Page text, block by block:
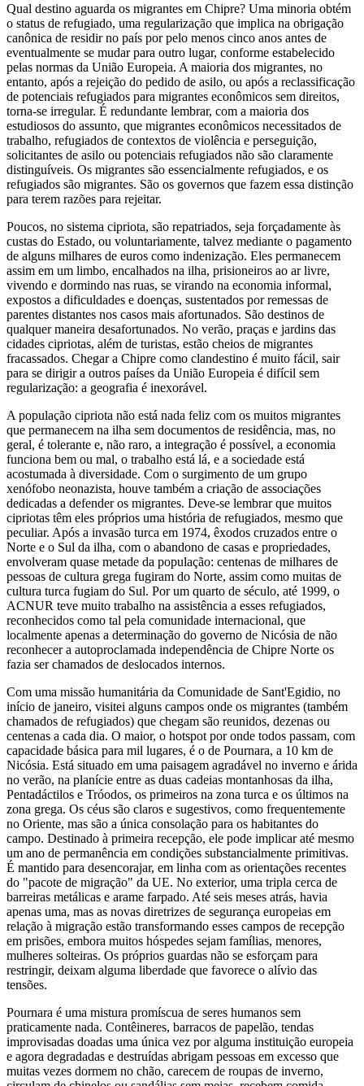
Qual destino aguarda os migrantes em Chipre? Uma minoria obtém
o status de refugiado, uma regularização que implica na obrigação
canônica de residir no país por pelo menos cinco anos antes de
eventualmente se mudar para outro lugar, conforme estabelecido
pelas normas da União Europeia. A maioria dos migrantes, no
entanto, após a rejeição do pedido de asilo, ou após a reclassificação
de potenciais refugiados para migrantes econômicos sem direitos,
torna-se irregular. É redundante lembrar, com a maioria dos
estudiosos do assunto, que migrantes econômicos necessitados de
trabalho, refugiados de contextos de violência e perseguição,
solicitantes de asilo ou potenciais refugiados não são claramente
distinguíveis. Os migrantes são essencialmente refugiados, e os
refugiados são migrantes. São os governos que fazem essa distinção
para terem razões para rejeitar.
Poucos, no sistema cipriota, são repatriados, seja forçadamente às
custas do Estado, ou voluntariamente, talvez mediante o pagamento
de alguns milhares de euros como indenização. Eles permanecem
assim em um limbo, encalhados na ilha, prisioneiros ao ar livre,
vivendo e dormindo nas ruas, se virando na economia informal,
expostos a dificuldades e doenças, sustentados por remessas de
parentes distantes nos casos mais afortunados. São destinos de
qualquer maneira desafortunados. No verão, praças e jardins das
cidades cipriotas, além de turistas, estão cheios de migrantes
fracassados. Chegar a Chipre como clandestino é muito fácil, sair
para se dirigir a outros países da União Europeia é difícil sem
regularização: a geografia é inexorável.
A população cipriota não está nada feliz com os muitos migrantes
que permanecem na ilha sem documentos de residência, mas, no
geral, é tolerante e, não raro, a integração é possível, a economia
funciona bem ou mal, o trabalho está lá, e a sociedade está
acostumada à diversidade. Com o surgimento de um grupo
xenófobo neonazista, houve também a criação de associações
dedicadas a defender os migrantes. Deve-se lembrar que muitos
cipriotas têm eles próprios uma história de refugiados, mesmo que
peculiar. Após a invasão turca em 1974, êxodos cruzados entre o
Norte e o Sul da ilha, com o abandono de casas e propriedades,
envolveram quase metade da população: centenas de milhares de
pessoas de cultura grega fugiram do Norte, assim como muitas de
cultura turca fugiam do Sul. Por um quarto de século, até 1999, o
ACNUR teve muito trabalho na assistência a esses refugiados,
reconhecidos como tal pela comunidade internacional, que
localmente apenas a determinação do governo de Nicósia de não
reconhecer a autoproclamada independência de Chipre Norte os
fazia ser chamados de deslocados internos.
Com uma missão humanitária da Comunidade de Sant'Egidio, no
início de janeiro, visitei alguns campos onde os migrantes (também
chamados de refugiados) que chegam são reunidos, dezenas ou
centenas a cada dia. O maior, o hotspot por onde todos passam, com
capacidade básica para mil lugares, é o de Pournara, a 10 km de
Nicósia. Está situado em uma paisagem agradável no inverno e árida
no verão, na planície entre as duas cadeias montanhosas da ilha,
Pentadáctilos e Tróodos, os primeiros na zona turca e os últimos na
zona grega. Os céus são claros e sugestivos, como frequentemente
no Oriente, mas são a única consolação para os habitantes do
campo. Destinado à primeira recepção, ele pode implicar até mesmo
um ano de permanência em condições substancialmente primitivas.
É mantido para desencorajar, em linha com as orientações recentes
do "pacote de migração" da UE. No exterior, uma tripla cerca de
barreiras metálicas e arame farpado. Até seis meses atrás, havia
apenas uma, mas as novas diretrizes de segurança europeias em
relação à migração estão transformando esses campos de recepção
em prisões, embora muitos hóspedes sejam famílias, menores,
mulheres solteiras. Os próprios guardas não se esforçam para
restringir, deixam alguma liberdade que favorece o alívio das
tensões.
Pournara é uma mistura promíscua de seres humanos sem
praticamente nada. Contêineres, barracos de papelão, tendas
improvisadas doadas uma única vez por alguma instituição europeia
e agora degradadas e destruídas abrigam pessoas em excesso que
muitas vezes dormem no chão, carecem de roupas de inverno,